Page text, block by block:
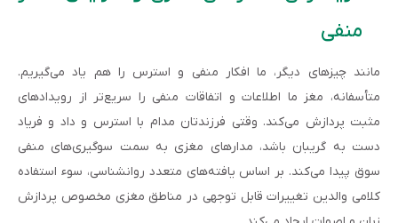
منفی
مانند چیزهای دیگر، ما افکار منفی و استرس را هم یاد می‌­گیریم.
متأسفانه، مغز ما اطلاعات و اتفاقات منفی را سریع­‌تر از رویدادهای
مثبت پردازش می­‌کند. وقتی فرزندتان مدام با استرس و داد و فریاد
دست به گریبان باشد، مدارهای مغزی به سمت سوگیری‌های منفی
سوق پیدا می­‌کند. بر اساس یافته­‌های متعدد روان­شناسی، سوء استفاده
کلامی والدین تغییرات قابل توجهی در مناطق مغزی مخصوص پردازش